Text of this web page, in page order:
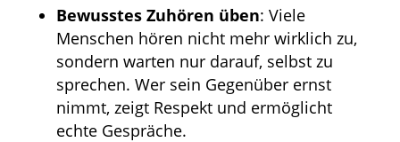
Bewusstes Zuhören üben: Viele
Menschen hören nicht mehr wirklich zu,
sondern warten nur darauf, selbst zu
sprechen. Wer sein Gegenüber ernst
nimmt, zeigt Respekt und ermöglicht
echte Gespräche.